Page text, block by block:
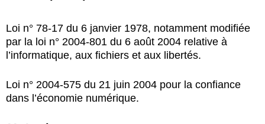
Loi n° 78-17 du 6 janvier 1978, notamment modifiée
par la loi n° 2004-801 du 6 août 2004 relative à
l’informatique, aux fichiers et aux libertés.
Loi n° 2004-575 du 21 juin 2004 pour la confiance
dans l’économie numérique.